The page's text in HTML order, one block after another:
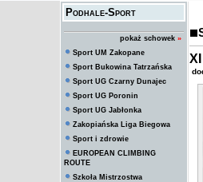
Podhale-Sport
pokaż schowek »
Sport UM Zakopane
Sport Bukowina Tatrzańska
Sport UG Czarny Dunajec
Sport UG Poronin
Sport UG Jabłonka
Zakopiańska Liga Biegowa
Sport i zdrowie
EUROPEAN CLIMBING
ROUTE
Szkoła Mistrzostwa
XI